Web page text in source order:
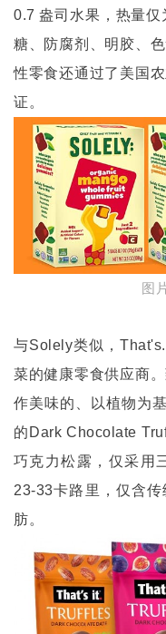
0.7盎司水果，热量仅
糖、防腐剂、明胶、
性零食还通过了美国
证。
图
与Solely类似，
菜的健康零食供应商
作美味的、以植物为
的 Dark Chocolate
巧克力松露，仅采用
23-33卡路里，仅含
肪。